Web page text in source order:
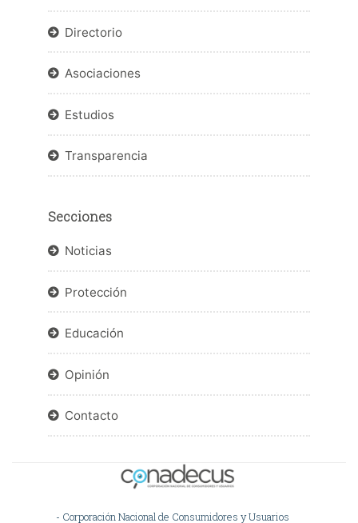
Directorio
Asociaciones
Estudios
Transparencia
Secciones
Noticias
Protección
Educación
Opinión
Contacto
- Corporación Nacional de Consumidores y Usuarios